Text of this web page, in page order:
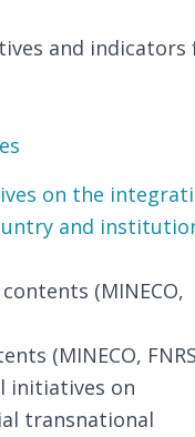
and indicators
on the
and
(MINECO,
(MINECO,
initiatives on
transnational